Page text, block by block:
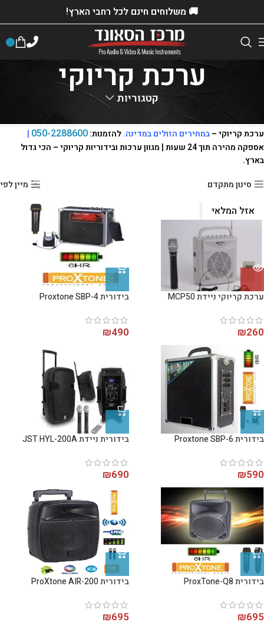
🚚 משלוחים חינם לכל רחבי הארץ!
ערכת קריוקי
קטגוריות
ערכת קריוקי
ערכת קריוקי –במחירים הזולים במדינה.להזמנות:050-2288600
|
אספקה מהירה תוך 24 שעות | מגוון ערכות ובידוריות קריוקי – הכי גדול
בארץ.
סינון מתקדם
מיין לפי
אזל המלאי
ערכת קריוקי ניידת MCP50
₪260
בידורית Proxtone SBP-4
₪490
בידורית Proxtone SBP-6
₪590
בידורית ניידת JST HYL-200A
₪690
בידורית ProxTone-Q8
₪695
בידורית ProXtone AIR-200
₪695